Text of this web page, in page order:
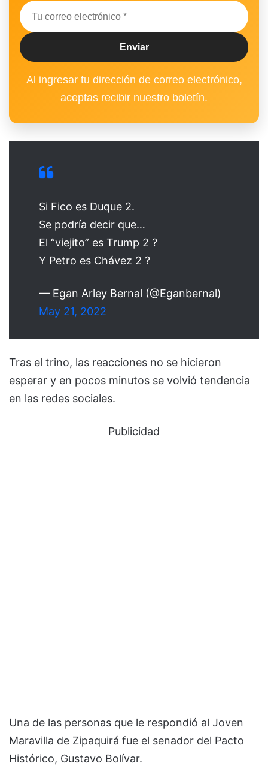
Al ingresar tu dirección de correo electrónico,
aceptas recibir nuestro boletín.
Si Fico es Duque 2.
Se podría decir que…
El “viejito” es Trump 2 ?
Y Petro es Chávez 2 ?
— Egan Arley Bernal (@Eganbernal)
May 21, 2022
Tras el trino, las reacciones no se hicieron
esperar y en pocos minutos se volvió tendencia
en las redes sociales.
Publicidad
Una de las personas que le respondió al Joven
Maravilla de Zipaquirá fue el senador del Pacto
Histórico, Gustavo Bolívar.